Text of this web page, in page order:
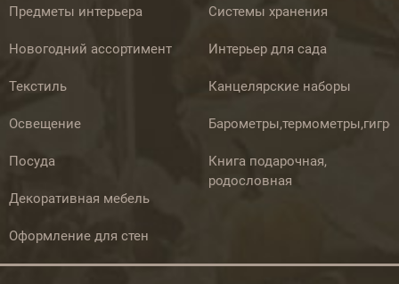
Предметы интерьера
Новогодний ассортимент
Текстиль
Освещение
Посуда
Декоративная мебель
Оформление для стен
Системы хранения
Интерьер для сада
Канцелярские наборы
Книга подарочная,
родословная